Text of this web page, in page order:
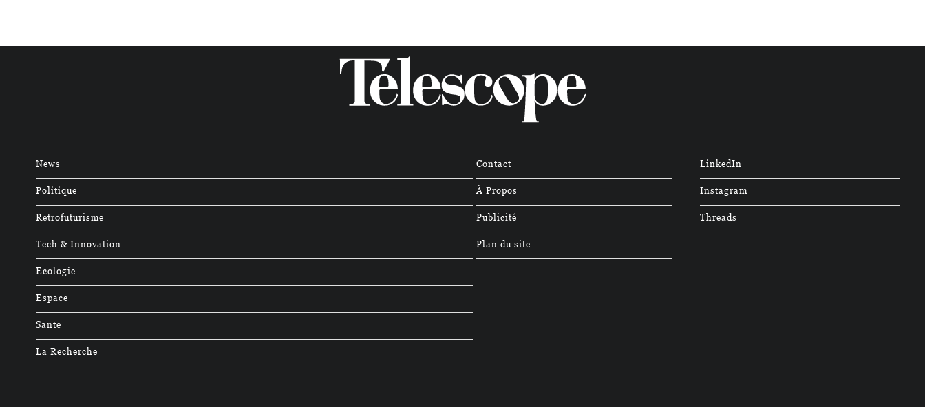
News
Politique
Retrofuturisme
Tech & Innovation
Ecologie
Espace
Sante
La Recherche
Contact
À Propos
Publicité
Plan du site
LinkedIn
Instagram
Threads